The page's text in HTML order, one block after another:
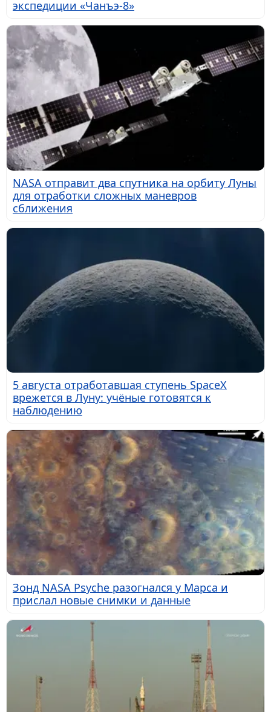
экспедиции «Чанъэ-8»
NASA отправит два спутника на орбиту Луны
для отработки сложных маневров
сближения
5 августа отработавшая ступень SpaceX
врежется в Луну: учёные готовятся к
наблюдению
Зонд NASA Psyche разогнался у Марса и
прислал новые снимки и данные